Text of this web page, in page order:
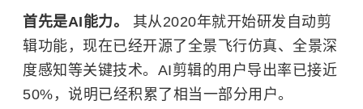
首先是AI能力。
其从2020年就开始研发自动剪
辑功能，现在已经开源了全景飞行仿真、全景深
度感知等关键技术。AI剪辑的用户导出率已接近
50%，说明已经积累了相当一部分用户。